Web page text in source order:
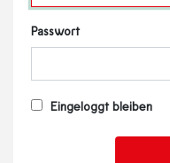
Passwort
Eingeloggt bleiben